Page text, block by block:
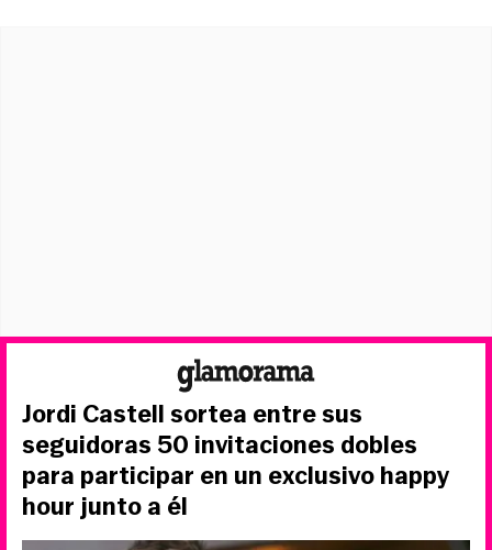
Jordi Castell sortea entre sus
seguidoras 50 invitaciones dobles
para participar en un exclusivo happy
hour junto a él